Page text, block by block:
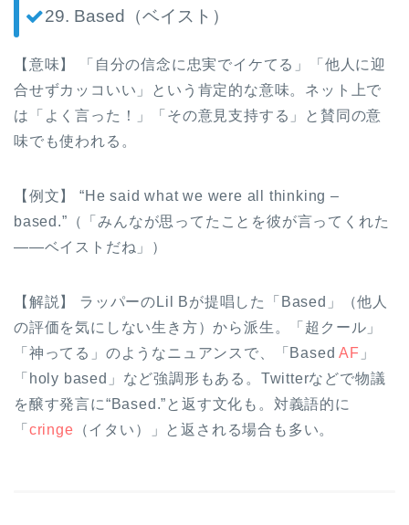
29. Based（ベイスト）
【意味】 「自分の信念に忠実でイケてる」「他人に迎
合せずカッコいい」という肯定的な意味。ネット上で
は「よく言った！」「その意見支持する」と賛同の意
味でも使われる。
【例文】 “He said what we were all thinking –
based.”（「みんなが思ってたことを彼が言ってくれた
――ベイストだね」）
【解説】 ラッパーのLil Bが提唱した「Based」（他人
の評価を気にしない生き方）から派生。「超クール」
「神ってる」のようなニュアンスで、「BasedAF 」
「holy based」など強調形もある。Twitterなどで物議
を醸す発言に“Based.”と返す文化も。対義語的に
「 cringe （イタい）」と返される場合も多い。